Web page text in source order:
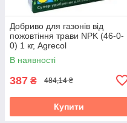
Добриво для газонів від
пожовтіння трави NPK (46-0-
0) 1 кг, Agrecol
В наявності
387 ₴ 484,14 ₴
Купити